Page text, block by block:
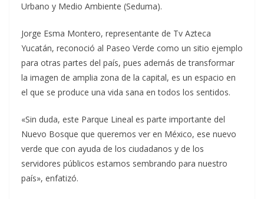
Urbano y Medio Ambiente (Seduma).
Jorge Esma Montero, representante de Tv Azteca
Yucatán, reconoció al Paseo Verde como un sitio ejemplo
para otras partes del país, pues además de transformar
la imagen de amplia zona de la capital, es un espacio en
el que se produce una vida sana en todos los sentidos.
«Sin duda, este Parque Lineal es parte importante del
Nuevo Bosque que queremos ver en México, ese nuevo
verde que con ayuda de los ciudadanos y de los
servidores públicos estamos sembrando para nuestro
país», enfatizó.